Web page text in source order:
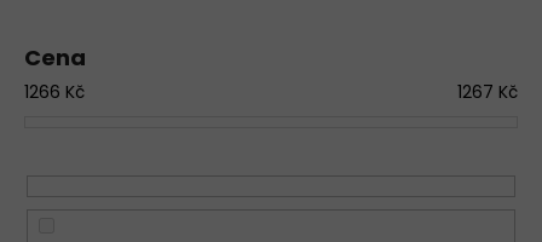
r
d
u
Cena
1266 Kč 1267 Kč